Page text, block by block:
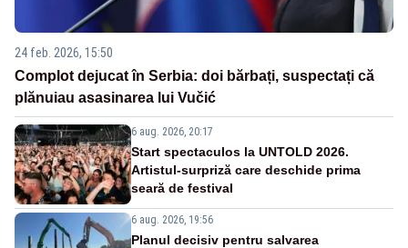
24 feb. 2026, 15:50
Complot dejucat în Serbia: doi bărbați, suspectați că
plănuiau asasinarea lui Vučić
6 aug. 2026, 20:17
Start spectaculos la UNTOLD 2026.
Artistul-surpriză care deschide prima
seară de festival
6 aug. 2026, 19:56
Planul decisiv pentru salvarea